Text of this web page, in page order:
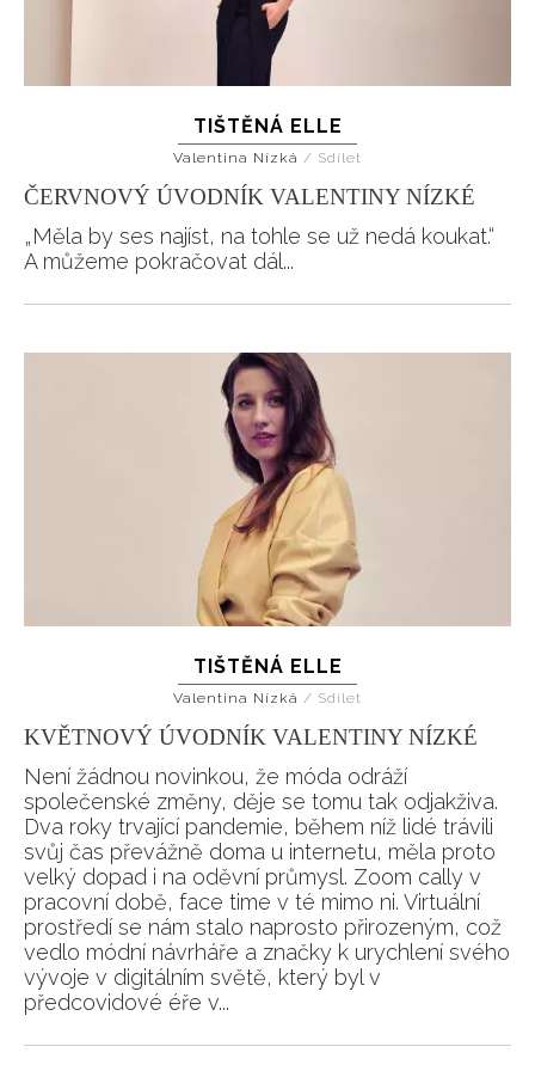
TIŠTĚNÁ ELLE
Valentina Nízká / Sdílet
ČERVNOVÝ ÚVODNÍK VALENTINY NÍZKÉ
„Měla by ses najíst, na tohle se už nedá koukat.“
A můžeme pokračovat dál...
TIŠTĚNÁ ELLE
Valentina Nízká / Sdílet
KVĚTNOVÝ ÚVODNÍK VALENTINY NÍZKÉ
Není žádnou novinkou, že móda odráží
společenské změny, děje se tomu tak odjakživa.
Dva roky trvající pandemie, během níž lidé trávili
svůj čas převážně doma u internetu, měla proto
velký dopad i na oděvní průmysl. Zoom cally v
pracovní době, face time v té mimo ni. Virtuální
prostředí se nám stalo naprosto přirozeným, což
vedlo módní návrháře a značky k urychlení svého
vývoje v digitálním světě, který byl v
předcovidové éře v...